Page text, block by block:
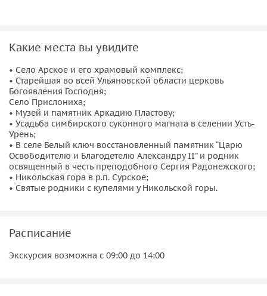
Какие места вы увидите
• Село Арское и его храмовый комплекс;
• Старейшая во всей Ульяновской области церковь
Богоявления Господня;
Село Прислониха;
• Музей и памятник Аркадию Пластову;
• Усадьба симбирского суконного магната в селении Усть-
Урень;
• В селе Белый ключ восстановленный памятник “Царю
Освободителю и Благодетелю Александру II” и родник
освященный в честь преподобного Сергия Радонежского;
• Никольская гора в р.п. Сурское;
• Святые родники с купелями у Никольской горы.
Расписание
Экскурсия возможна с 09:00 до 14:00